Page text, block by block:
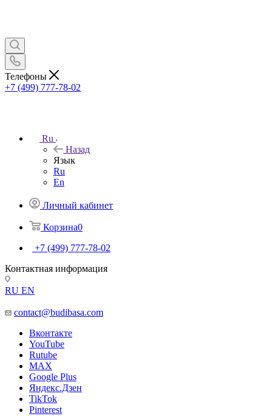
Телефоны
+7 (499) 777-78-02
Ru
Назад
Язык
Ru
En
Личный кабинет
Корзина0
+7 (499) 777-78-02
Контактная информация
RU EN
contact@budibasa.com
Вконтакте
YouTube
Rutube
MAX
Google Plus
Яндекс.Дзен
TikTok
Pinterest